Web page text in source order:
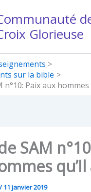
Glorieuse
sur la bible
n°10: Paix aux hommes
SAM
/11 janvier 2019